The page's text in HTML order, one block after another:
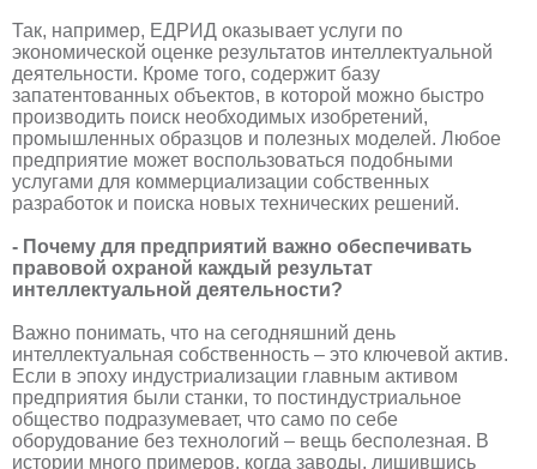
Так, например, ЕДРИД оказывает услуги по
экономической оценке результатов интеллектуальной
деятельности. Кроме того, содержит базу
запатентованных объектов, в которой можно быстро
производить поиск необходимых изобретений,
промышленных образцов и полезных моделей. Любое
предприятие может воспользоваться подобными
услугами для коммерциализации собственных
разработок и поиска новых технических решений.
- Почему для предприятий важно обеспечивать
правовой охраной каждый результат
интеллектуальной деятельности?
Важно понимать, что на сегодняшний день
интеллектуальная собственность – это ключевой актив.
Если в эпоху индустриализации главным активом
предприятия были станки, то постиндустриальное
общество подразумевает, что само по себе
оборудование без технологий – вещь бесполезная. В
истории много примеров, когда заводы, лишившись